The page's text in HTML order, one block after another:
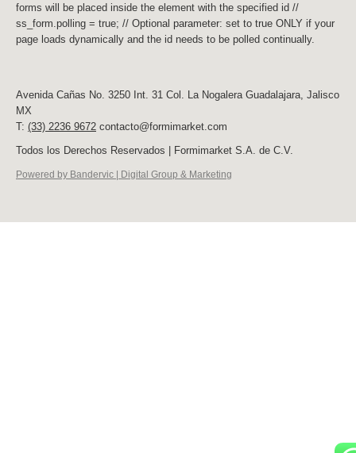
forms will be placed inside the element with the specified id //
ss_form.polling = true; // Optional parameter: set to true ONLY if your
page loads dynamically and the id needs to be polled continually.
Avenida Cañas No. 3250 Int. 31 Col. La Nogalera Guadalajara, Jalisco
MX
T: (33) 2236 9672 contacto@formimarket.com
Todos los Derechos Reservados | Formimarket S.A. de C.V.
Powered by Bandervic | Digital Group & Marketing